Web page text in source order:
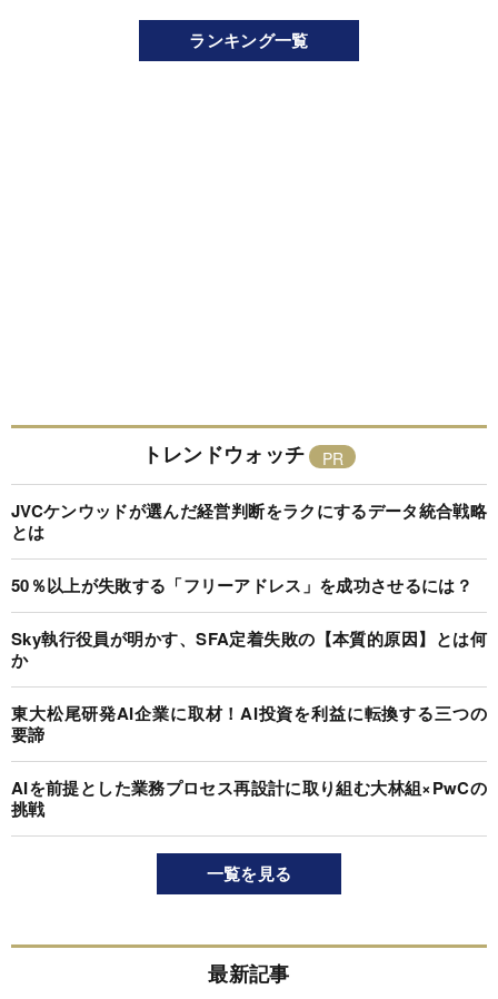
ランキング一覧
トレンドウォッチ
JVCケンウッドが選んだ経営判断をラクにするデータ統合戦略
とは
50％以上が失敗する「フリーアドレス」を成功させるには？
Sky執行役員が明かす、SFA定着失敗の【本質的原因】とは何
か
東大松尾研発AI企業に取材！AI投資を利益に転換する三つの
要諦
AIを前提とした業務プロセス再設計に取り組む大林組×PwCの
挑戦
一覧を見る
最新記事